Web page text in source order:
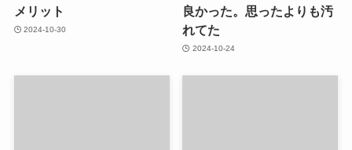
メリット
2024-10-30
良かった。思ったよりも汚
れてた
2024-10-24